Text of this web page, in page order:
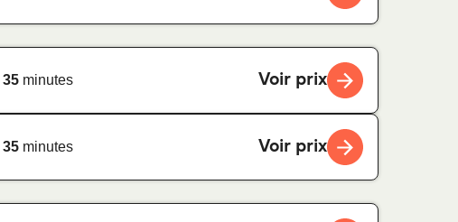
35minutes Voir prix
35minutes Voir prix